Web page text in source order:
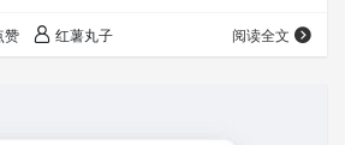
赞 红薯丸子 阅读全文